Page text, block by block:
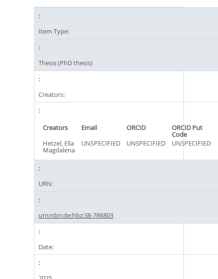
Item Type:
Thesis (PhD thesis)
Creators:
Creators Email ORCID ORCID Put
Code
Hetzel, Ella
Magdalena
UNSPECIFIED UNSPECIFIED UNSPECIFIED
URN:
urn:nbn:de:hbz:38-786803
Date: